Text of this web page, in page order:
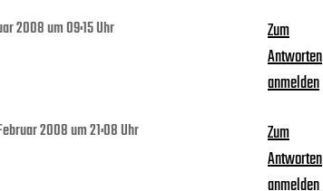
2008 um 09:15 Uhr
Zum
Antworten
anmelden
2008 um 21:08 Uhr
Zum
Antworten